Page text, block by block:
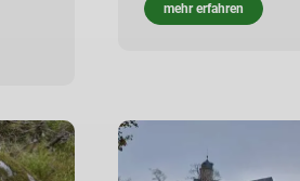
mehr erfahren